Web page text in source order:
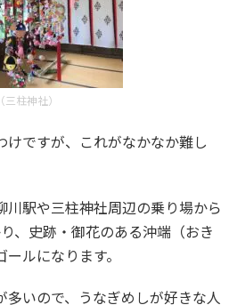
柱神社）
けですが、これがなかなか難し
川駅や三柱神社周辺の乗り場から
、史跡・御花のある沖端（おき
ルになります。
いので、うなぎめしが好きな人